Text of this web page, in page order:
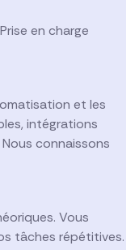
en charge
et les
intégrations
connaissons
Vous
tâches répétitives.